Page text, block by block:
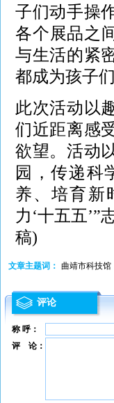
子们动手操
各个展品之
与生活的紧
都成为孩子
此次活动以
们近距离感
欲望。活动
园，传递科
养、培育新
力‘十五五
稿)
文章主题词： 曲靖市科技馆
评论
称 呼：
评 论：